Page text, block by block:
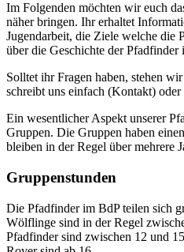
Im Folgenden möchten wir euch
näher bringen. Ihr erhaltet
Jugendarbeit, die Ziele welche die
über die Geschichte der Pfadfinder
Solltet ihr Fragen haben, stehen
schreibt uns einfach (Kontakt) oder
Ein wesentlicher Aspekt unserer
Gruppen. Die Gruppen haben
bleiben in der Regel über mehrere
Gruppenstunden
Die Pfadfinder im BdP teilen sich
Wölflinge sind in der Regel
Pfadfinder sind zwischen 12 und